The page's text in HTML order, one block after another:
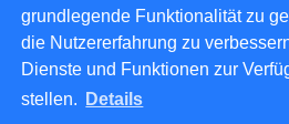
grundlegende Funktionalität zu
die Nutzererfahrung zu
Dienste und Funktionen zur
stellen.
Details